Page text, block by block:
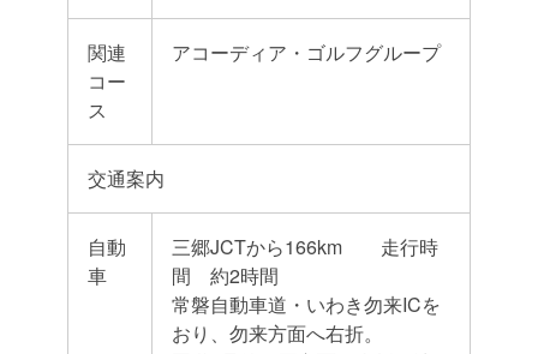
関連
コー
ス
アコーディア・ゴルフグループ
交通案内
自動
車
三郷JCTから166km 走行時
間 約2時間
常磐自動車道・いわき勿来ICを
おり、勿来方面へ右折。